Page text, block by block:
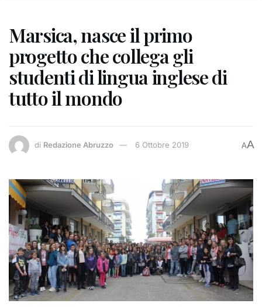
Marsica, nasce il primo
progetto che collega gli
studenti di lingua inglese di
tutto il mondo
di Redazione Abruzzo 6 Ottobre 2019 AA